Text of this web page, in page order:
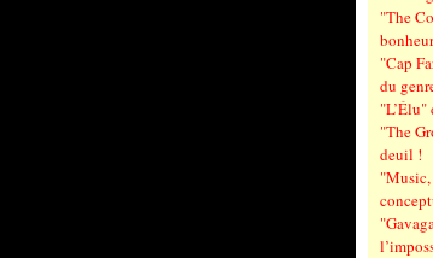
"The
bonheur
"Cap
du
"L’Élu"
"The
deuil !